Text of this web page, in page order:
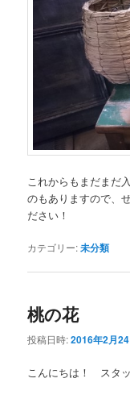
これからもまだまだ
のもありますので、
ださい！
カテゴリー:未分類
桃の花
投稿日時:2016年2月
こんにちは！ スタッ